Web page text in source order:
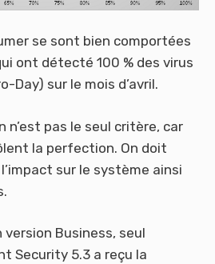
se sont bien comportées
ont détecté 100 % des virus
Day) sur le mois d’avril.
pas le seul critère, car
la perfection. On doit
sur le système ainsi
Business, seul
Security 5.3 a reçu la